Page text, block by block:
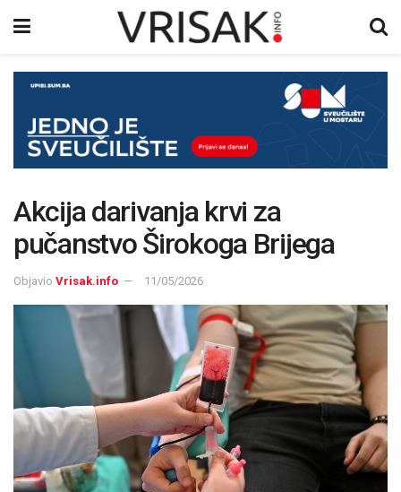
Akcija darivanja krvi za
pučanstvo Širokoga Brijega
Objavio Vrisak.info 11/05/2026